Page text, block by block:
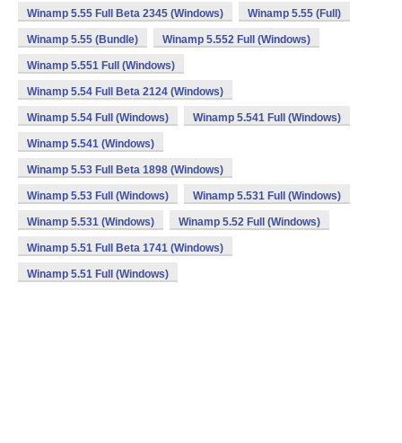
Winamp 5.55 Full Beta 2345 (Windows) Winamp 5.55 (Full)
Winamp 5.55 (Bundle) Winamp 5.552 Full (Windows)
Winamp 5.551 Full (Windows)
Winamp 5.54 Full Beta 2124 (Windows)
Winamp 5.54 Full (Windows) Winamp 5.541 Full (Windows)
Winamp 5.541 (Windows)
Winamp 5.53 Full Beta 1898 (Windows)
Winamp 5.53 Full (Windows) Winamp 5.531 Full (Windows)
Winamp 5.531 (Windows) Winamp 5.52 Full (Windows)
Winamp 5.51 Full Beta 1741 (Windows)
Winamp 5.51 Full (Windows)